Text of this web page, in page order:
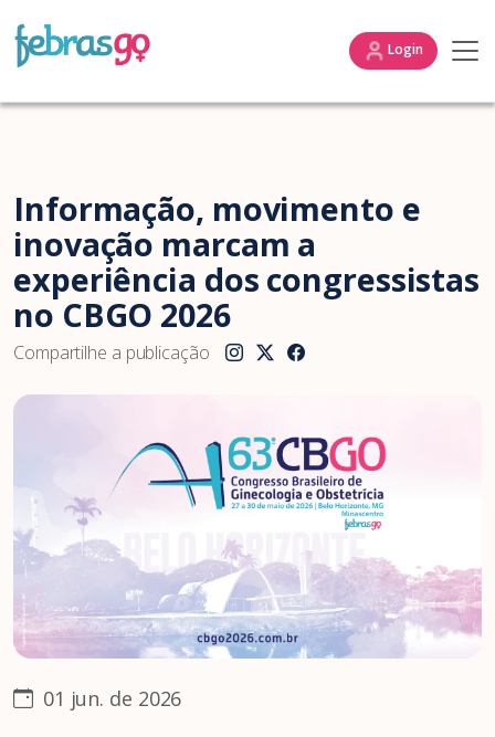
Login
Informação, movimento e
inovação marcam a
experiência dos congressistas
no CBGO 2026
Compartilhe a publicação
01 jun. de 2026